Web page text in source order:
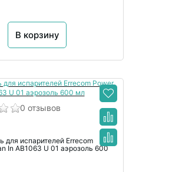
В корзину
0 отзывов
для испарителей Errecom
In AB1063 U 01 аэрозоль 600